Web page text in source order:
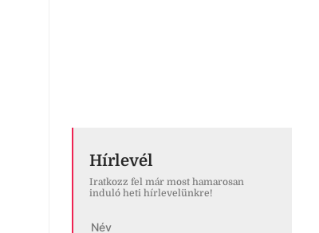
Hírlevél
Iratkozz fel már most hamarosan
induló heti hírlevelünkre!